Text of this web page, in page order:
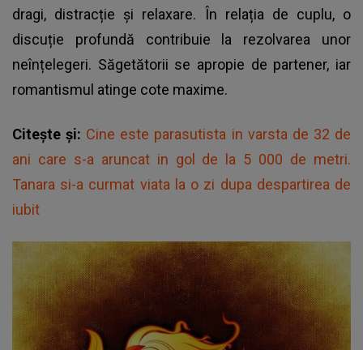
dragi, distracție și relaxare. În relația de cuplu, o
discuție profundă contribuie la rezolvarea unor
neînțelegeri. Săgetătorii se apropie de partener, iar
romantismul atinge cote maxime.
Citește și: Cine este parasutista in varsta de 32 de
ani care s-a aruncat in gol de la 5 000 de metri.
Tanara si-a curmat viata la o zi dupa despartirea de
iubit